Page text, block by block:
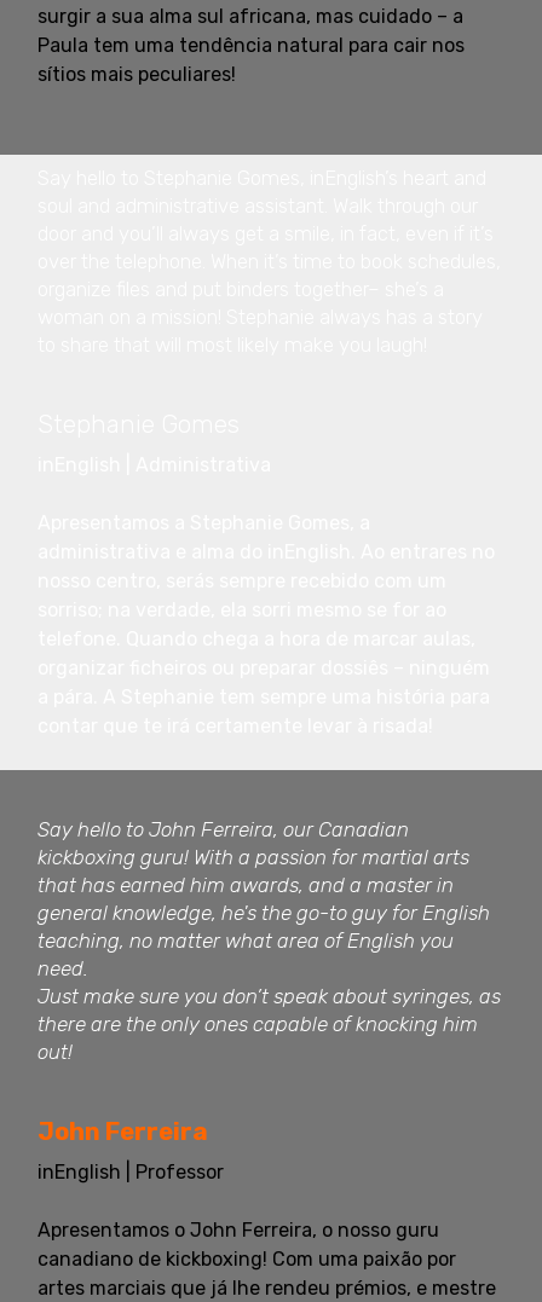
surgir a sua alma sul africana, mas cuidado – a
Paula tem uma tendência natural para cair nos
sítios mais peculiares!
Say hello to John Ferreira, our Canadian
kickboxing guru! With a passion for martial arts
that has earned him awards, and a master in
general knowledge, he's the go-to guy for English
teaching, no matter what area of English you
need.
Just make sure you don’t speak about syringes, as
there are the only ones capable of knocking him
out!
John Ferreira
inEnglish | Professor
Apresentamos o John Ferreira, o nosso guru
canadiano de kickboxing! Com uma paixão por
artes marciais que já lhe rendeu prémios, e mestre